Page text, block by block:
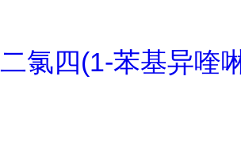
二氯四(1-苯基异喹